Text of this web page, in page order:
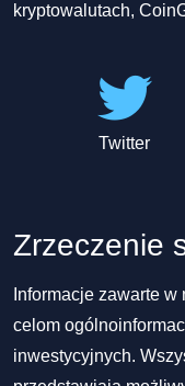
kryptowalutach,
Twitter
Zrzeczenie
Informacje zawarte
celom
inwestycyjnych.